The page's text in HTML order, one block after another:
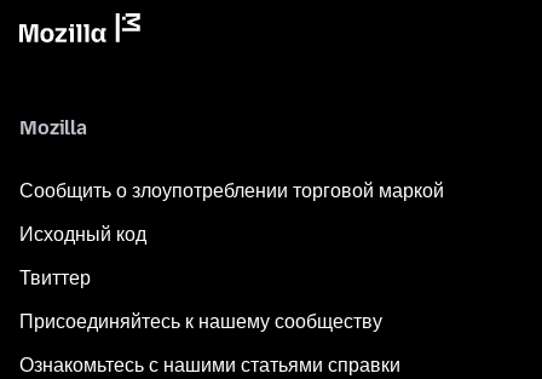
Mozilla
Сообщить о злоупотреблении торговой маркой
Исходный код
Твиттер
Присоединяйтесь к нашему сообществу
Ознакомьтесь с нашими статьями справки